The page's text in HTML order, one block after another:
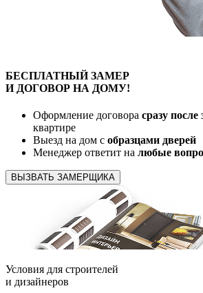
БЕСПЛАТНЫЙЗАМЕР
И ДОГОВОР НА ДОМУ!
Оформление договора сразу после
квартире
Выезд на дом с образцами дверей
Менеджер ответит на любые
ВЫЗВАТЬ ЗАМЕРЩИКА
Условия для строителей
и дизайнеров